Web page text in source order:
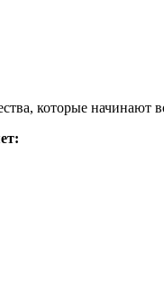
которые начинают